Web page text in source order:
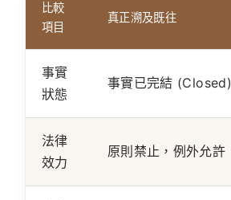
比較
項目
真正溯及既往
事實
狀態
事實已完結 (Closed)
法律
效力
原則禁止，例外允許